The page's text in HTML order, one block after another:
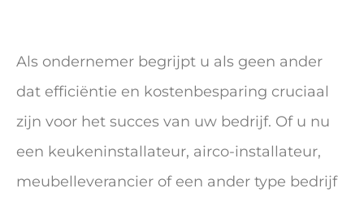
Als ondernemer begrijpt u als geen ander
dat efficiëntie en kostenbesparing cruciaal
zijn voor het succes van uw bedrijf. Of u nu
een keukeninstallateur, airco-installateur,
meubelleverancier of een ander type bedrijf